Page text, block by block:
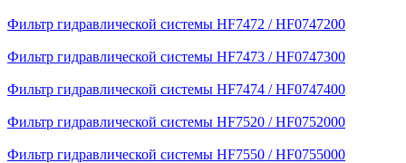
Фильтр гидравлической системы HF7472 / HF0747200
Фильтр гидравлической системы HF7473 / HF0747300
Фильтр гидравлической системы HF7474 / HF0747400
Фильтр гидравлической системы HF7520 / HF0752000
Фильтр гидравлической системы HF7550 / HF0755000